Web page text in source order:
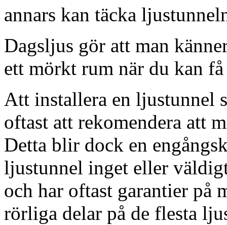
annars kan täcka
Dagsljus gör att man
ett mörkt rum när du kan
Att installera en ljustunnel
oftast att rekomendera att
Detta blir dock en
ljustunnel inget eller
och har oftast garantier på
rörliga delar på de flesta